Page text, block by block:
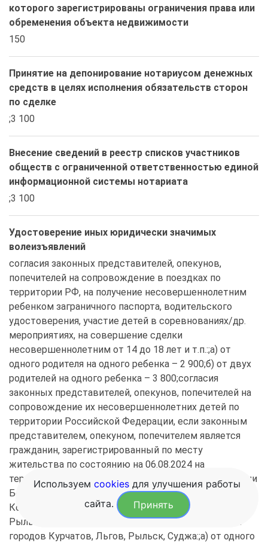
которого зарегистрированы ограничения права или
обременения объекта недвижимости
150
Принятие на депонирование нотариусом денежных
средств в целях исполнения обязательств сторон
по сделке
;3 100
Внесение сведений в реестр списков участников
обществ с ограниченной ответственностью единой
информационной системы нотариата
;3 100
Удостоверение иных юридически значимых
волеизъявлений
согласия законных представителей, опекунов,
попечителей на сопровождение в поездках по
территории РФ, на получение несовершеннолетним
ребенком заграничного паспорта, водительского
удостоверения, участие детей в соревнованиях/др.
мероприятиях, на совершение сделки
несовершеннолетним от 14 до 18 лет и т.п.:;а) от
одного родителя на одного ребенка – 2 900;б) от двух
родителей на одного ребенка – 3 800;согласия
законных представителей, опекунов, попечителей на
сопровождение их несовершеннолетних детей по
территории Российской Федерации, если законным
представителем, опекуном, попечителем является
гражданин, зарегистрированный по месту
жительства по состоянию на 06.08.2024 на
территории Курской области, а именно: на территории
Беловского, Большесолдатского, Глушковского,
Кореневского Курчатовского, Льговского,
Рыльского, Суджанского, Хомутовского районов и
городов Курчатов, Льгов, Рыльск, Суджа:;а) от одного
Используем cookies для улучшения работы
сайта.
Принять